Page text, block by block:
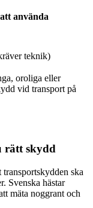
använda
teknik)
oroliga eller
vid transport på
rätt skydd
ska
Svenska hästar
mäta noggrant och